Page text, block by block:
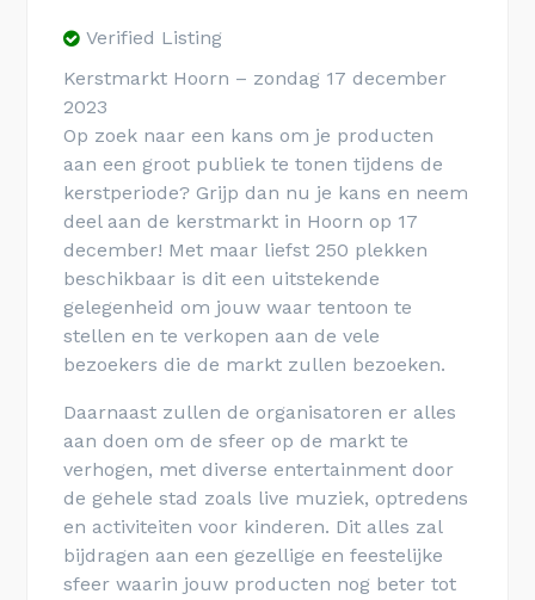
Verified Listing
Kerstmarkt Hoorn – zondag 17 december
2023
Op zoek naar een kans om je producten
aan een groot publiek te tonen tijdens de
kerstperiode? Grijp dan nu je kans en neem
deel aan de kerstmarkt in Hoorn op 17
december! Met maar liefst 250 plekken
beschikbaar is dit een uitstekende
gelegenheid om jouw waar tentoon te
stellen en te verkopen aan de vele
bezoekers die de markt zullen bezoeken.
Daarnaast zullen de organisatoren er alles
aan doen om de sfeer op de markt te
verhogen, met diverse entertainment door
de gehele stad zoals live muziek, optredens
en activiteiten voor kinderen. Dit alles zal
bijdragen aan een gezellige en feestelijke
sfeer waarin jouw producten nog beter tot